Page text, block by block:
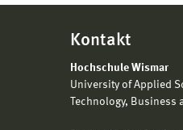
Kontakt
Hochschule Wismar
University of Applied
Technology, Business